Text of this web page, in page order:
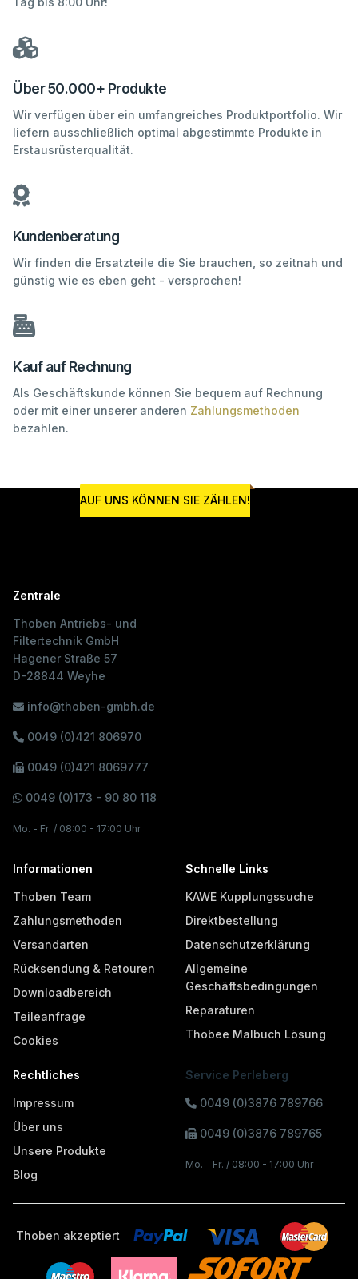
Über 50.000+ Produkte
Wir verfügen über ein umfangreiches Produktportfolio. Wir
liefern ausschließlich optimal abgestimmte Produkte in
Erstausrüsterqualität.
Kundenberatung
Wir finden die Ersatzteile die Sie brauchen, so zeitnah und
günstig wie es eben geht - versprochen!
Kauf auf Rechnung
Als Geschäftskunde können Sie bequem auf Rechnung
oder mit einer unserer anderen Zahlungsmethoden
bezahlen.
AUF UNS KÖNNEN SIE ZÄHLEN!
Zentrale
Thoben Antriebs- und
Filtertechnik GmbH
Hagener Straße 57
D-28844 Weyhe
info@thoben-gmbh.de
0049 (0)421 806970
0049 (0)421 8069777
0049 (0)173 - 90 80 118
Mo. - Fr. / 08:00 - 17:00 Uhr
Informationen
Thoben Team
Zahlungsmethoden
Versandarten
Rücksendung & Retouren
Downloadbereich
Teileanfrage
Cookies
Schnelle Links
KAWE Kupplungssuche
Direktbestellung
Datenschutzerklärung
Allgemeine
Geschäftsbedingungen
Reparaturen
Thobee Malbuch Lösung
Rechtliches
Impressum
Über uns
Unsere Produkte
Blog
Service Perleberg
0049 (0)3876 789766
0049 (0)3876 789765
Mo. - Fr. / 08:00 - 17:00 Uhr
Thoben akzeptiert